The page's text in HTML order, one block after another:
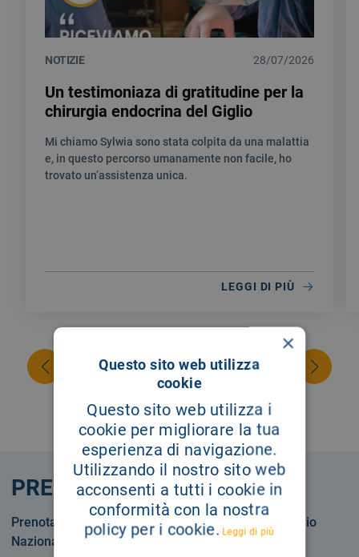
NOTIZIE 28/07/2026
Un testimoniaza di gratitudine per la
chirurgia endocrina del Giglio
Mi chiamo Sylwia sono stata colpita da una malattia
e, in questo percorso umanamente non facile, ho
trovato un’assistenza unica.
LEGGI DI PIÙ
PRENOTA
Prenotare una visita o un esame in Servizio Sanitario
Nazionale o privatamente.
×
Questo sito web utilizza
cookie
Questo sito web utilizza i
cookie per migliorare la tua
esperienza di navigazione.
Utilizzando il nostro sito web
acconsenti a tutti i cookie in
conformità con la nostra
policy per i cookie. Leggi di più